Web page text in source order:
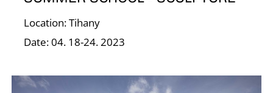
Location: Tihany
Date: 04. 18-24. 2023